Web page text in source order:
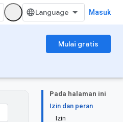
Masuk
Mulai gratis
Pada halaman ini
Izin dan peran
Izin